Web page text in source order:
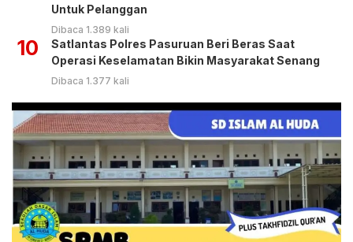
Untuk Pelanggan
Dibaca 1.389 kali
10
Satlantas Polres Pasuruan Beri Beras Saat
Operasi Keselamatan Bikin Masyarakat Senang
Dibaca 1.377 kali